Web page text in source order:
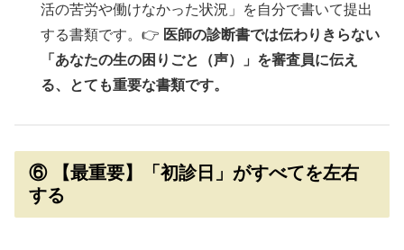
活の苦労や働けなかった状況」を自分で書いて提出
する書類です。👉 医師の診断書では伝わりきらない
「あなたの生の困りごと（声）」を審査員に伝え
る、とても重要な書類です。
⑥ 【最重要】「初診日」がすべてを左右
する